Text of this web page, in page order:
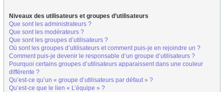
Niveaux des utilisateurs et groupes d’utilisateurs
Que sont les administrateurs ?
Que sont les modérateurs ?
Que sont les groupes d’utilisateurs ?
Où sont les groupes d’utilisateurs et comment puis-je en rejoindre un ?
Comment puis-je devenir le responsable d’un groupe d’utilisateurs ?
Pourquoi certains groupes d’utilisateurs apparaissent dans une couleur
différente ?
Qu’est-ce qu’un « groupe d’utilisateurs par défaut » ?
Qu’est-ce que le lien « L’équipe » ?